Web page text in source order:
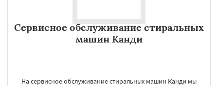
Сервисное обслуживание стиральных
машин Канди
На сервисное обслуживание стиральных машин Канди мы